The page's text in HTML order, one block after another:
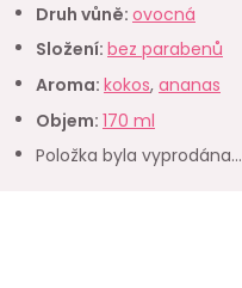
Druh vůně: ovocná
Složení: bez parabenů
Aroma: kokos, ananas
Objem: 170 ml
Položka byla vyprodána…